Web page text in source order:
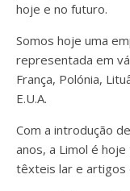
hoje e no futuro.
Somos hoje uma
representada em
França, Polónia,
E.U.A.
Com a introdução
anos, a Limol é
têxteis lar e artigos